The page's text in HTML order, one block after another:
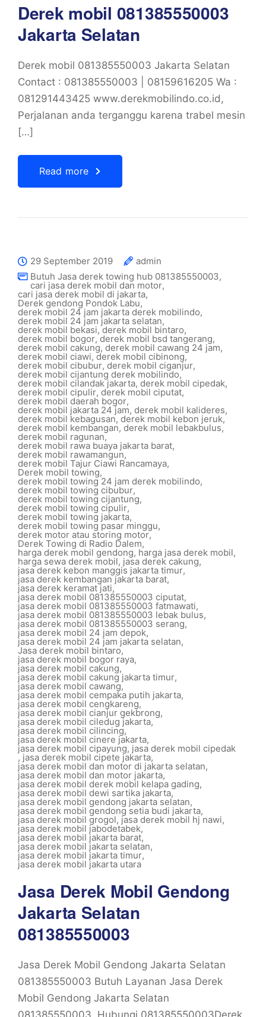
Derek mobil 081385550003
Jakarta Selatan
Derek mobil 081385550003 Jakarta Selatan
Contact : 081385550003 | 08159616205 Wa :
081291443425 www.derekmobilindo.co.id,
Perjalanan anda terganggu karena trabel mesin
[…]
Read more
29 September 2019
admin
Butuh Jasa derek towing hub 081385550003,
cari jasa derek mobil dan motor,
cari jasa derek mobil di jakarta,
Derek gendong Pondok Labu,
derek mobil 24 jam jakarta derek mobilindo,
derek mobil 24 jam jakarta selatan,
derek mobil bekasi,derek mobil bintaro,
derek mobil bogor,derek mobil bsd tangerang,
derek mobil cakung, derek mobil cawang 24 jam,
derek mobil ciawi, derek mobil cibinong,
derek mobil cibubur, derek mobil ciganjur,
derek mobil cijantung derek mobilindo,
derek mobil cilandak jakarta, derek mobil cipedak,
derek mobil cipulir, derek mobil ciputat,
derek mobil daerah bogor,
derek mobil jakarta 24 jam, derek mobil kalideres,
derek mobil kebagusan, derek mobil kebon jeruk,
derek mobil kembangan, derek mobil lebakbulus,
derek mobil ragunan,
derek mobil rawa buaya jakarta barat,
derek mobil rawamangun,
derek mobil Tajur Ciawi Rancamaya,
Derek mobil towing,
derek mobil towing 24 jam derek mobilindo,
derek mobil towing cibubur,
derek mobil towing cijantung,
derek mobil towing cipulir,
derek mobil towing jakarta,
derek mobil towing pasar minggu,
derek motor atau storing motor,
Derek Towing di Radio Dalem,
harga derek mobil gendong, harga jasa derek mobil,
harga sewa derek mobil, jasa derek cakung,
jasa derek kebon manggis jakarta timur,
jasa derek kembangan jakarta barat,
jasa derek keramat jati,
jasa derek mobil 081385550003 ciputat,
jasa derek mobil 081385550003 fatmawati,
jasa derek mobil 081385550003 lebak bulus,
jasa derek mobil 081385550003 serang,
jasa derek mobil 24 jam depok,
jasa derek mobil 24 jam jakarta selatan,
Jasa derek mobil bintaro,
jasa derek mobil bogor raya,
jasa derek mobil cakung,
jasa derek mobil cakung jakarta timur,
jasa derek mobil cawang,
jasa derek mobil cempaka putih jakarta,
jasa derek mobil cengkareng,
jasa derek mobil cianjur gekbrong,
jasa derek mobil ciledug jakarta,
jasa derek mobil cilincing,
jasa derek mobil cinere jakarta,
jasa derek mobil cipayung, jasa derek mobil cipedak
, jasa derek mobil cipete jakarta,
jasa derek mobil dan motor di jakarta selatan,
jasa derek mobil dan motor jakarta,
jasa derek mobil derek mobil kelapa gading,
jasa derek mobil dewi sartika jakarta,
jasa derek mobil gendong jakarta selatan,
jasa derek mobil gendong setia budi jakarta,
jasa derek mobil grogol, jasa derek mobil hj nawi,
jasa derek mobil jabodetabek,
jasa derek mobil jakarta barat,
jasa derek mobil jakarta selatan,
jasa derek mobil jakarta timur,
jasa derek mobil jakarta utara
Jasa Derek Mobil Gendong
Jakarta Selatan
081385550003
Jasa Derek Mobil Gendong Jakarta Selatan
081385550003 Butuh Layanan Jasa Derek
Mobil Gendong Jakarta Selatan
081385550003, Hubungi 081385550003Derek